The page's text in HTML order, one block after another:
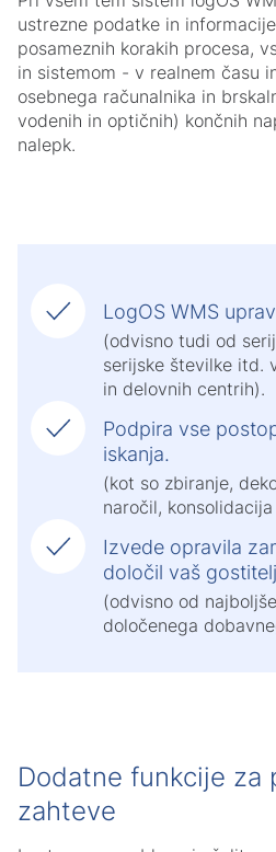
ustrezne podatke in
posameznih korakih procesa,
in sistemom - v realnem času
osebnega računalnika in
vodenih in optičnih) končnih
nalepk.
LogOS WMS
(odvisno tudi od
serijske številke itd.
in delovnih centrih).
Podpira vse
iskanja.
(kot so zbiranje,
naročil,
Izvede opravila
določil vaš
(odvisno od
določenega
Dodatne funkcije za
zahteve